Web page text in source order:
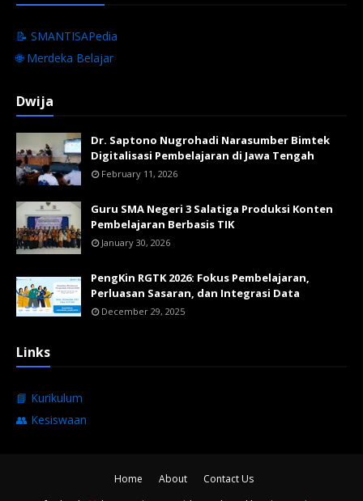
📝 SMANTISAPedia
🌐 Merdeka Belajar
Dwija
Dr. Saptono Nugrohadi Narasumber Bimtek
Digitalisasi Pembelajaran di Jawa Tengah
February 11, 2026
Guru SMA Negeri 3 Salatiga Produksi Konten
Pembelajaran Berbasis TIK
January 30, 2026
PengKin RGTK 2026: Fokus Pembelajaran,
Perluasan Sasaran, dan Integrasi Data
December 29, 2025
Links
📘 Kurikulum
👥 Kesiswaan
Home About
Contact Us